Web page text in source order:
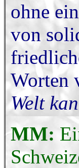
ohne
von
Worten
Welt
MM: